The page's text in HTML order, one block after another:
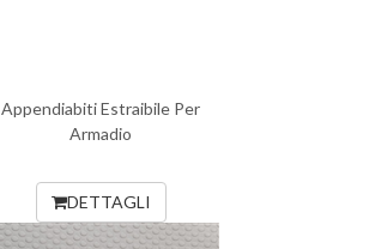
Appendiabiti Estraibile Per
Armadio
DETTAGLI